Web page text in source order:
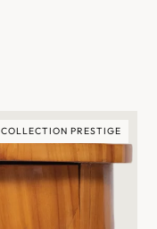
COLLECTION PRESTIGE